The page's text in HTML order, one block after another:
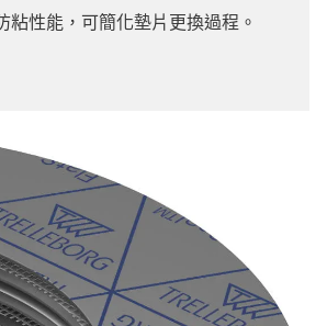
粘性能，可簡化墊片更換過程。